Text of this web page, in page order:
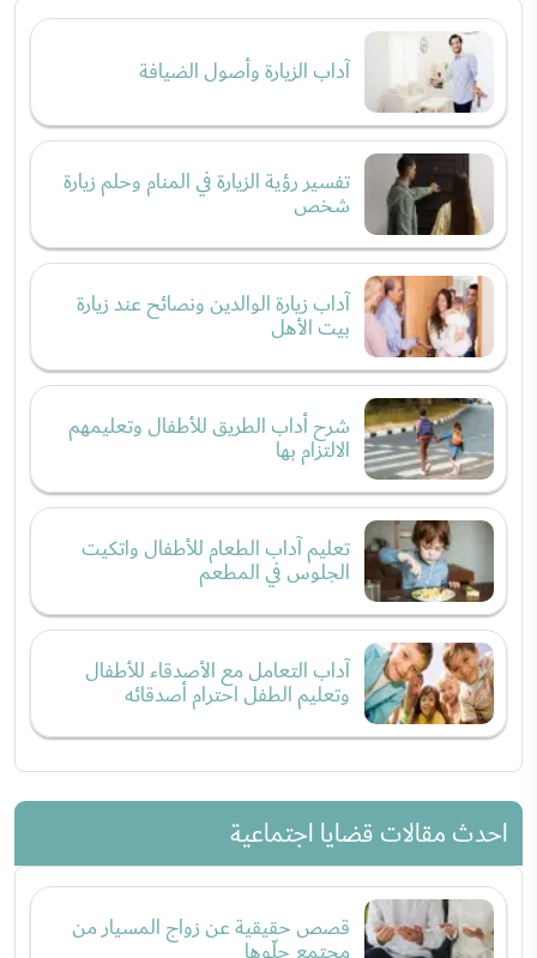
آداب الزيارة وأصول الضيافة
تفسير رؤية الزيارة في المنام وحلم زيارة
شخص
آداب زيارة الوالدين ونصائح عند زيارة
بيت الأهل
شرح أداب الطريق للأطفال وتعليمهم
الالتزام بها
تعليم آداب الطعام للأطفال واتكيت
الجلوس في المطعم
آداب التعامل مع الأصدقاء للأطفال
وتعليم الطفل احترام أصدقائه
احدث مقالات قضايا اجتماعية
قصص حقيقية عن زواج المسيار من